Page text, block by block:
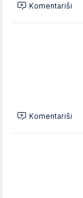
Komentariši
Komentariši